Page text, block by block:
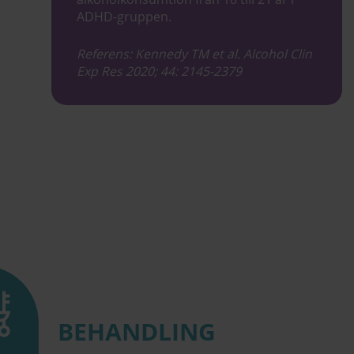
ADHD-gruppen.
Referens: Kennedy TM et al. Alcohol Clin
Exp Res 2020; 44: 2145-2379
BEHANDLING